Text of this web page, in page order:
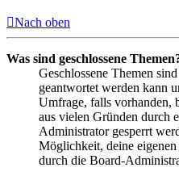
Nach oben
Was sind geschlossene
Geschlossene Themen
geantwortet werden kann
Umfrage, falls vorhanden,
aus vielen Gründen durch
Administrator gesperrt
Möglichkeit, deine
durch die Board-